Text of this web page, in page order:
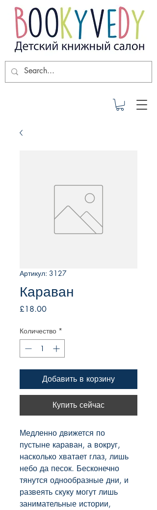
Артикул: 3127
Караван
£18.00Цена
Количество *
Добавить в корзину
Купить сейчас
Медленно движется по
пустыне караван, а вокруг,
насколько хватает глаз, лишь
небо да песок. Бесконечно
тянутся однообразные дни, и
развеять скуку могут лишь
занимательные истории,